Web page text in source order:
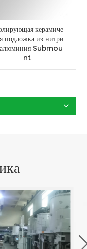
керамиче
подложка из нитри
алюминия Submou
nt